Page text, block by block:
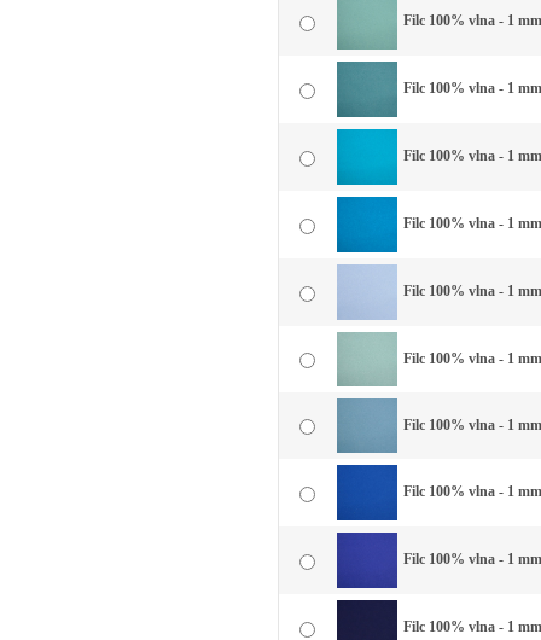
Filc 100% vlna - 1
Filc 100% vlna - 1
Filc 100% vlna - 1
Filc 100% vlna - 1
Filc 100% vlna - 1
Filc 100% vlna - 1
Filc 100% vlna - 1
Filc 100% vlna - 1
Filc 100% vlna - 1
Filc 100% vlna - 1